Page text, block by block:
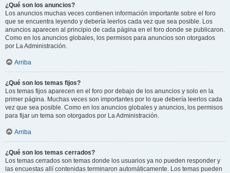
¿Qué son los anuncios?
Los anuncios muchas veces contienen información importante sobre el foro
que se encuentra leyendo y debería leerlos cada vez que sea posible. Los
anuncios aparecen al principio de cada página en el foro donde se publicaron.
Como en los anuncios globales, los permisos para anuncios son otorgados
por La Administración.
Arriba
¿Qué son los temas fijos?
Los temas fijos aparecen en el foro por debajo de los anuncios y solo en la
primer página. Muchas veces son importantes por lo que debería leerlos cada
vez que sea posible. Como en los anuncios globales y anuncios, los permisos
para fijar un tema son otorgados por La Administración.
Arriba
¿Qué son los temas cerrados?
Los temas cerrados son temas donde los usuarios ya no pueden responder y
las encuestas allí contenidas terminaron automáticamente. Los temas pueden